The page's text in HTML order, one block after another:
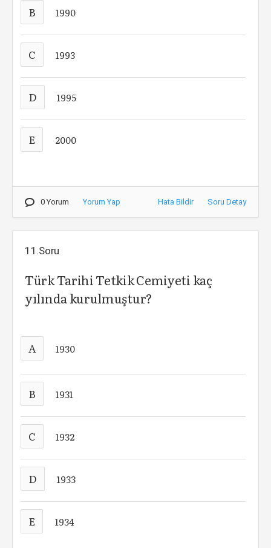
B 1990
C 1993
D 1995
E 2000
0 Yorum Yorum Yap Hata Bildir Soru Detay
11.Soru
Türk Tarihi Tetkik Cemiyeti kaç
yılında kurulmuştur?
A 1930
B 1931
C 1932
D 1933
E 1934